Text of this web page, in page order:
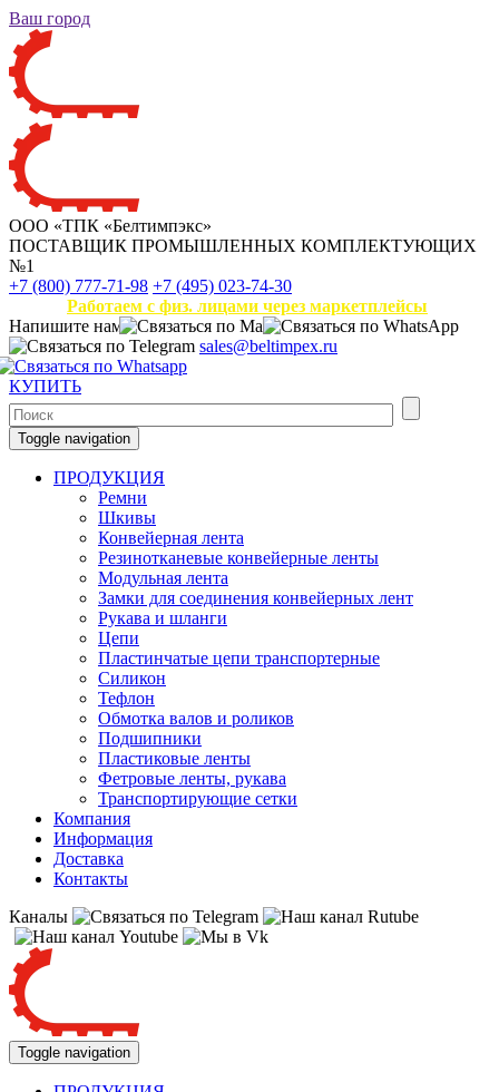
Ваш город
ООО «ТПК «Белтимпэкс»
ПОСТАВЩИК ПРОМЫШЛЕННЫХ КОМПЛЕКТУЮЩИХ
№1
+7 (800) 777-71-98 +7 (495) 023-74-30
Работаем с физ. лицами через маркетплейсы
Напишите нам
sales@beltimpex.ru
КУПИТЬ
Toggle navigation
ПРОДУКЦИЯ
Ремни
Шкивы
Конвейерная лента
Резинотканевые конвейерные ленты
Модульная лента
Замки для соединения конвейерных лент
Рукава и шланги
Цепи
Пластинчатые цепи транспортерные
Силикон
Тефлон
Обмотка валов и роликов
Подшипники
Пластиковые ленты
Фетровые ленты, рукава
Транспортирующие сетки
Компания
Информация
Доставка
Контакты
Каналы
Toggle navigation